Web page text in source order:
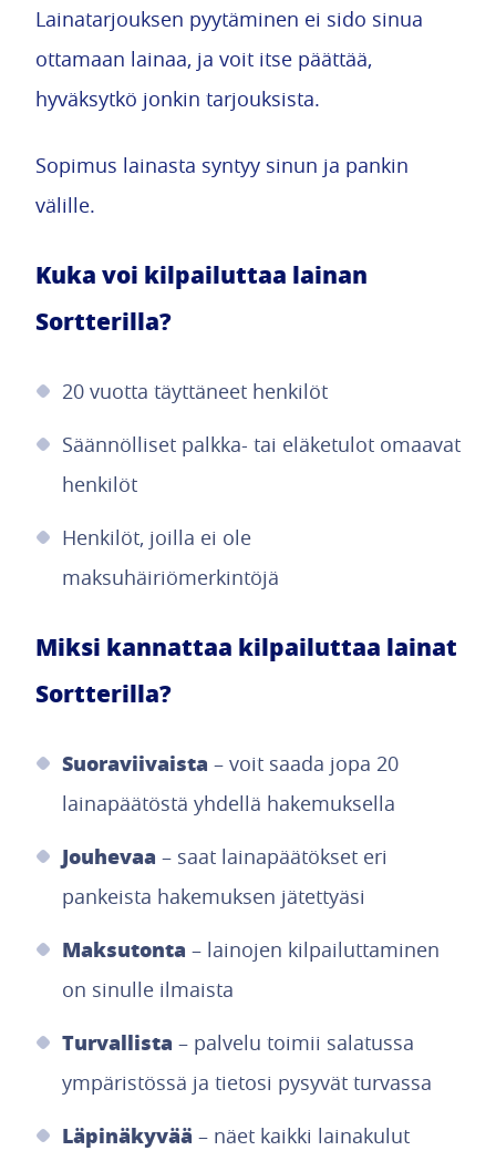
Lainatarjouksen pyytäminen ei sido sinua
ottamaan lainaa, ja voit itse päättää,
hyväksytkö jonkin tarjouksista.
Sopimus lainasta syntyy sinun ja pankin
välille.
Kuka voi kilpailuttaa lainan
Sortterilla?
20 vuotta täyttäneet henkilöt
Säännölliset palkka- tai eläketulot omaavat
henkilöt
Henkilöt, joilla ei ole
maksuhäiriömerkintöjä
Miksi kannattaa kilpailuttaa lainat
Sortterilla?
Suoraviivaista – voit saada jopa 20
lainapäätöstä yhdellä hakemuksella
Jouhevaa – saat lainapäätökset eri
pankeista hakemuksen jätettyäsi
Maksutonta – lainojen kilpailuttaminen
on sinulle ilmaista
Turvallista – palvelu toimii salatussa
ympäristössä ja tietosi pysyvät turvassa
Läpinäkyvää – näet kaikki lainakulut